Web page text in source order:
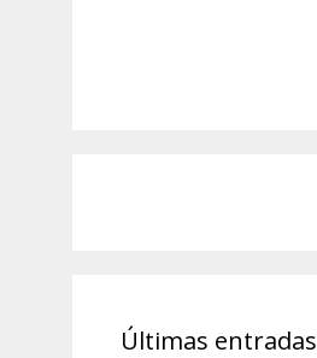
Últimas entradas